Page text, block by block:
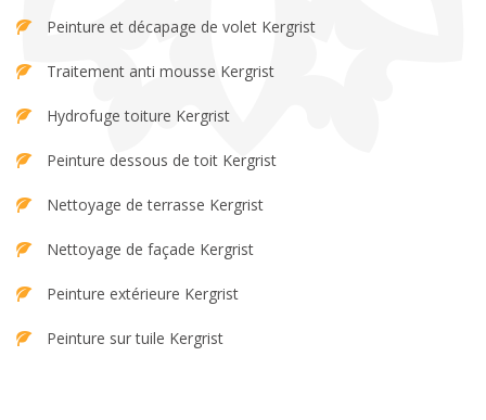
Peinture et décapage de volet Kergrist
Traitement anti mousse Kergrist
Hydrofuge toiture Kergrist
Peinture dessous de toit Kergrist
Nettoyage de terrasse Kergrist
Nettoyage de façade Kergrist
Peinture extérieure Kergrist
Peinture sur tuile Kergrist